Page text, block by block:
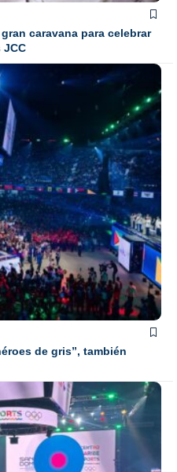
caravana para celebrar
JCC
de gris”, también